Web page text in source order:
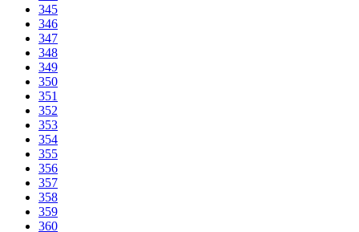
345
346
347
348
349
350
351
352
353
354
355
356
357
358
359
360